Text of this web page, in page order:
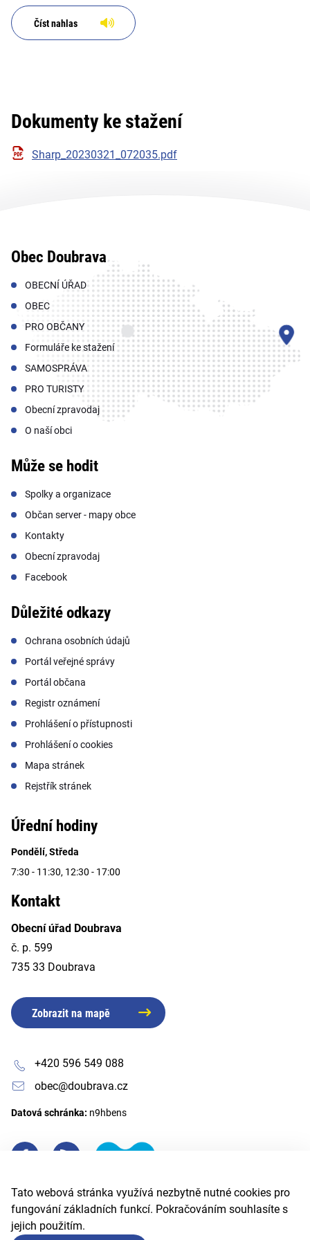
Tato webová stránka využívá nezbytně nutné cookies pro
fungování základních funkcí. Pokračováním souhlasíte s
jejich použitím.
Číst nahlas
Dokumenty ke stažení
Sharp_20230321_072035.pdf
Obec Doubrava
OBECNÍ ÚŘAD
OBEC
PRO OBČANY
Formuláře ke stažení
SAMOSPRÁVA
PRO TURISTY
Obecní zpravodaj
O naší obci
Může se hodit
Spolky a organizace
Občan server - mapy obce
Kontakty
Obecní zpravodaj
Facebook
Důležité odkazy
Ochrana osobních údajů
Portál veřejné správy
Portál občana
Registr oznámení
Prohlášení o přístupnosti
Prohlášení o cookies
Mapa stránek
Rejstřík stránek
Úřední hodiny
Pondělí, Středa
7:30 - 11:30, 12:30 - 17:00
Kontakt
Obecní úřad Doubrava
č. p. 599
735 33 Doubrava
Zobrazit na mapě
+420 596 549 088
obec@doubrava.cz
Datová schránka: n9hbens